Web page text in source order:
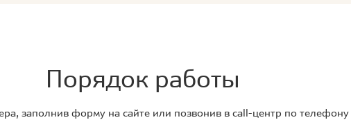
Порядок работы
заполнив форму на сайте или позвонив в call-центр по телефону